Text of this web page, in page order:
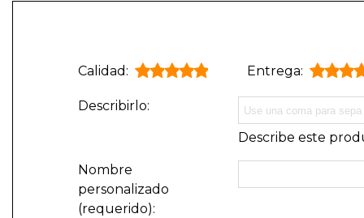
Calidad: Entrega:
Describirlo:
Describe este
Nombre
personalizado
(requerido):